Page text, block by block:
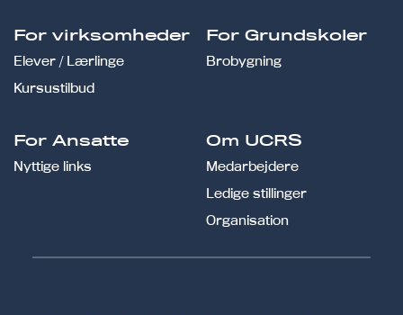
For virksomheder
Elever / Lærlinge
Kursustilbud
For Grundskoler
Brobygning
For Ansatte
Nyttige links
Om UCRS
Medarbejdere
Ledige stillinger
Organisation